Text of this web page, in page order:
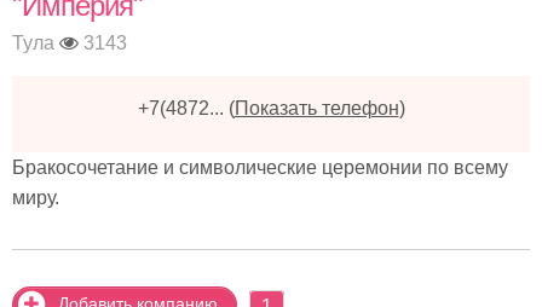
Тула 3143
+7(4872... (Показать телефон)
Бракосочетание и символические церемонии по всему
миру.
Добавить компанию